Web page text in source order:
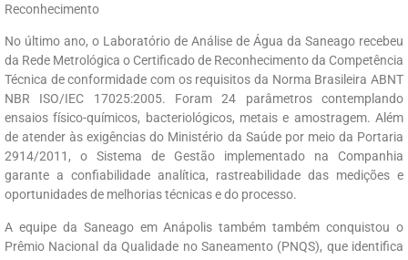
Reconhecimento
No último ano, o Laboratório de Análise de Água da Saneago recebeu
da Rede Metrológica o Certificado de Reconhecimento da Competência
Técnica de conformidade com os requisitos da Norma Brasileira ABNT
NBR ISO/IEC 17025:2005. Foram 24 parâmetros contemplando
ensaios físico-químicos, bacteriológicos, metais e amostragem. Além
de atender às exigências do Ministério da Saúde por meio da Portaria
2914/2011, o Sistema de Gestão implementado na Companhia
garante a confiabilidade analítica, rastreabilidade das medições e
oportunidades de melhorias técnicas e do processo.
A equipe da Saneago em Anápolis também também conquistou o
Prêmio Nacional da Qualidade no Saneamento (PNQS), que identifica